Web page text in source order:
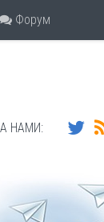
Форум
НАМИ: